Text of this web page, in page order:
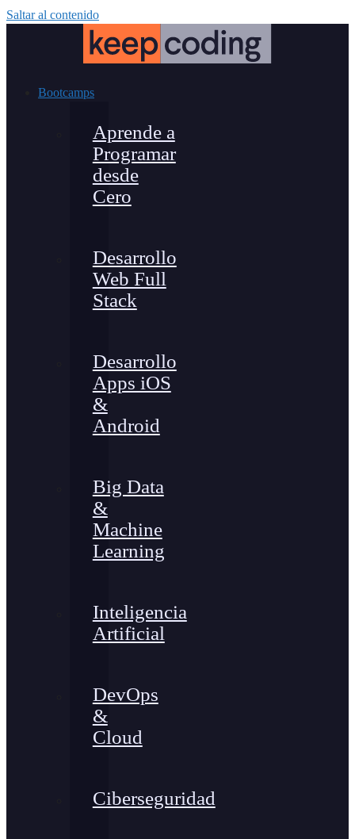
Saltar al contenido
Bootcamps
Aprende a
Programar
desde
Cero
Desarrollo
Web Full
Stack
Desarrollo
Apps iOS
&
Android
Big Data
&
Machine
Learning
Inteligencia
Artificial
DevOps
&
Cloud
Ciberseguridad